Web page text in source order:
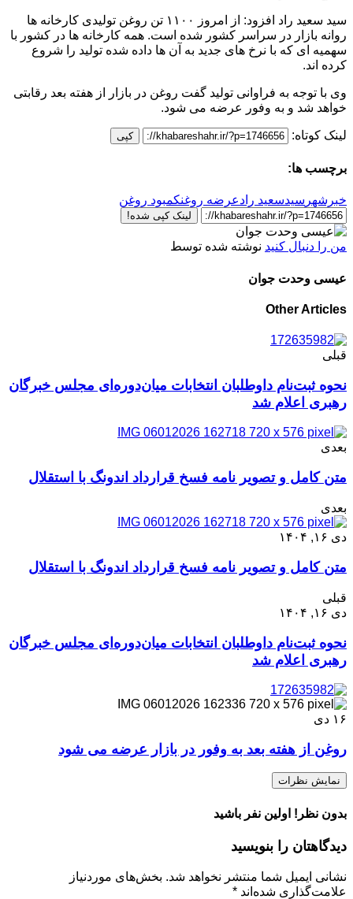
سید سعید راد افزود: از امروز ۱۱۰۰ تن روغن تولیدی کارخانه ها
روانه بازار در سراسر کشور شده است. همه کارخانه ها در کشور با
سهمیه ای که با نرخ های جدید به آن ها داده شده تولید را شروع
کرده اند.
وی با توجه به فراوانی تولید گفت روغن در بازار از هفته بعد رقابتی
خواهد شد و به وفور عرضه می شود.
لینک کوتاه: کپی
برچسب ها:
خبرشهر سیدسعید رادعرضه روغنکمبود روغن
لینک کپی شده!
من را دنبال کنید نوشته شده توسط
عیسی وحدت جوان
Other Articles
قبلی
نحوه ثبت‌نام داوطلبان انتخابات میان‌دوره‌ای مجلس خبرگان
رهبری اعلام شد
بعدی
متن کامل و تصویر نامه فسخ قرارداد اندونگ با استقلال
بعدی
دی ۱۶, ۱۴۰۴
متن کامل و تصویر نامه فسخ قرارداد اندونگ با استقلال
قبلی
دی ۱۶, ۱۴۰۴
نحوه ثبت‌نام داوطلبان انتخابات میان‌دوره‌ای مجلس خبرگان
رهبری اعلام شد
۱۶ دی
روغن از هفته بعد به وفور در بازار عرضه می شود
نمایش نظرات
بدون نظر! اولین نفر باشید
دیدگاهتان را بنویسید
نشانی ایمیل شما منتشر نخواهد شد. بخش‌های موردنیاز
علامت‌گذاری شده‌اند *